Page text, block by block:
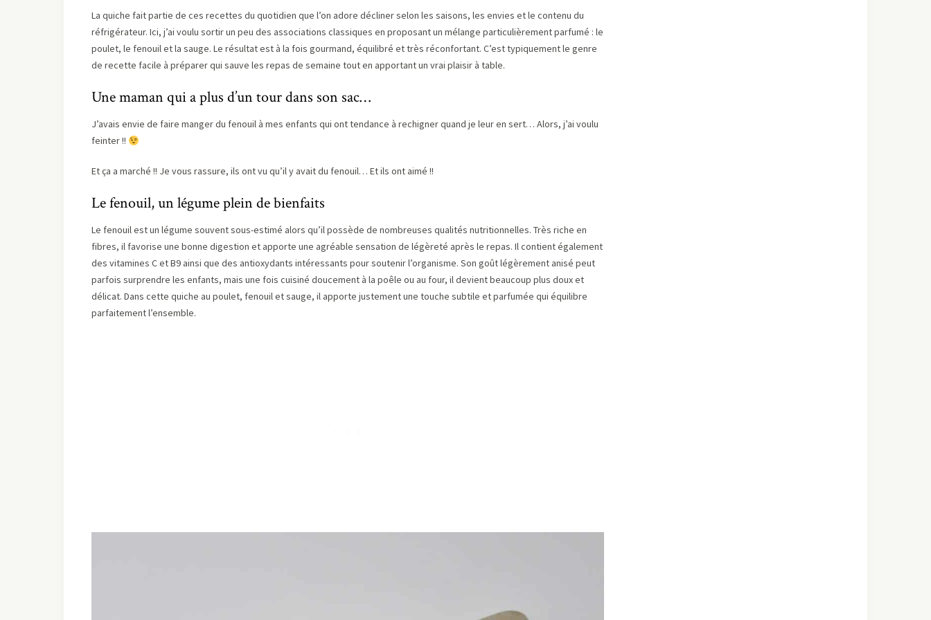
La quiche fait partie de ces recettes du quotidien que l’on adore décliner selon les saisons, les envies et le contenu du
réfrigérateur. Ici, j’ai voulu sortir un peu des associations classiques en proposant un mélange particulièrement parfumé : le
poulet, le fenouil et la sauge. Le résultat est à la fois gourmand, équilibré et très réconfortant. C’est typiquement le genre
de recette facile à préparer qui sauve les repas de semaine tout en apportant un vrai plaisir à table.
Une maman qui a plus d’un tour dans son sac…
J’avais envie de faire manger du fenouil à mes enfants qui ont tendance à rechigner quand je leur en sert… Alors, j’ai voulu
feinter !!
Et ça a marché !! Je vous rassure, ils ont vu qu’il y avait du fenouil… Et ils ont aimé !!
Le fenouil, un légume plein de bienfaits
Le fenouil est un légume souvent sous-estimé alors qu’il possède de nombreuses qualités nutritionnelles. Très riche en
fibres, il favorise une bonne digestion et apporte une agréable sensation de légèreté après le repas. Il contient également
des vitamines C et B9 ainsi que des antioxydants intéressants pour soutenir l’organisme. Son goût légèrement anisé peut
parfois surprendre les enfants, mais une fois cuisiné doucement à la poêle ou au four, il devient beaucoup plus doux et
délicat. Dans cette quiche au poulet, fenouil et sauge, il apporte justement une touche subtile et parfumée qui équilibre
parfaitement l’ensemble.